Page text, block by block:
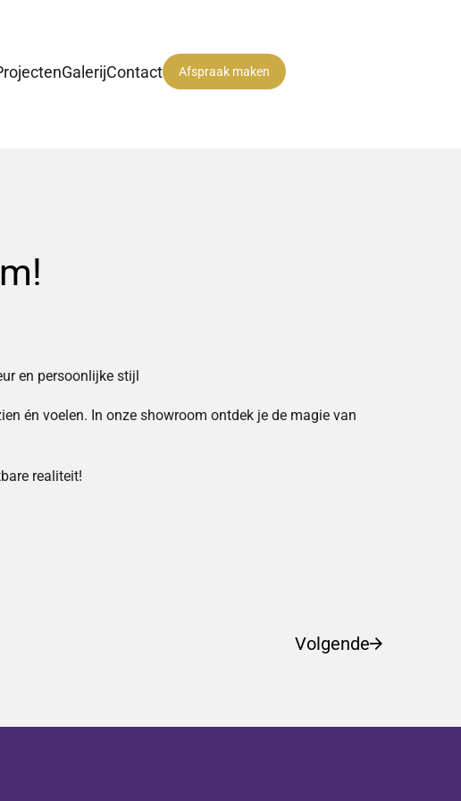
GalerijContact Afspraak maken
en persoonlijke stijl
én voelen. In onze showroom ontdek je de magie van
realiteit!
Volgende